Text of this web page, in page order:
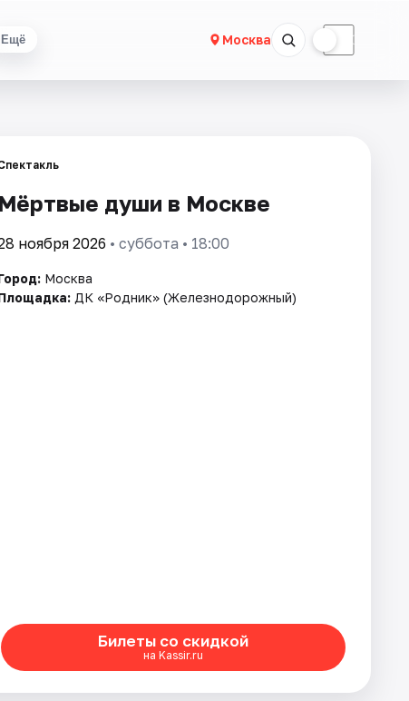
Ещё Москва ☾
Мёртвые души в Москве
ноября 2026 • суббота • 18:00
Москва
ДК «Родник» (Железнодорожный)
Билеты со скидкой
на Kassir.ru